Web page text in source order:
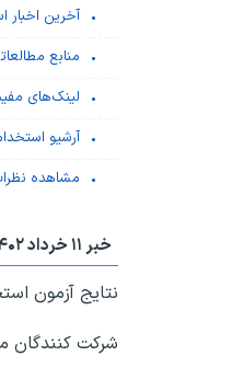
آخرین اخبار
منابع
لینک‌های
آرشیو
مشاهده
خبر ۱۱ خرداد ۱۴۰۲-
نتایج آزمون
شرکت کنندگان